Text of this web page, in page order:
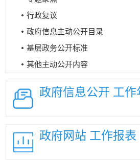
行政复议
政府信息主动公开目录
基层政务公开标准
其他主动公开内容
政府信息公开 工作
政府网站 工作报表